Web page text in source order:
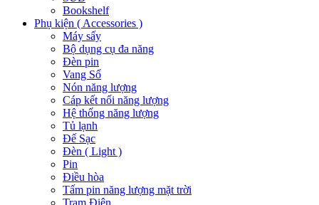
Bookshelf
Phụ kiện ( Accessories )
Máy sấy
Bộ dụng cụ đa năng
Đèn pin
Vang Số
Nón năng lượng
Cáp kết nối năng lượng
Hệ thống năng lượng
Tủ lạnh
Đế Sạc
Đèn ( Light )
Pin
Điều hòa
Tấm pin năng lượng mặt trời
Trạm Điện